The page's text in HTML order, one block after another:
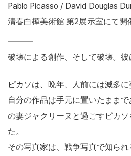
Pablo Picasso / David Douglas
清春白樺美術館 第2展示室にて開
破壊による創作、そして破壊。彼
ピカソは、晩年、人前には滅多
自分の作品は手元に置いたまま
の妻ジャクリーヌと過ごすピカ
た。
その写真家は、戦争写真で知ら